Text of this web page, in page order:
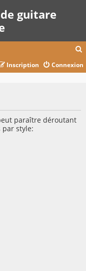
guitare
c
Connexion
Inscription
paraître déroutant
par style: